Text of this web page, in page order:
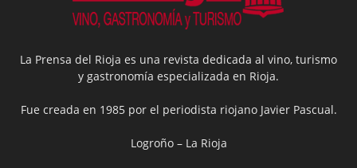
La Prensa del Rioja es una revista dedicada al vino, turismo
y gastronomía especializada en Rioja.
Fue creada en 1985 por el periodista riojano Javier Pascual.
Logroño – La Rioja